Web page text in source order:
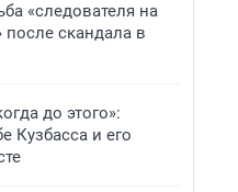
«следователя на
после скандала в
до этого»:
Кузбасса и его